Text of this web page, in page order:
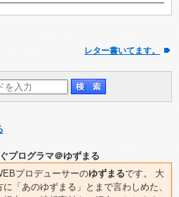
レター書いてます。
プログラマ＠ゆずまる
プロデューサーのゆずまるです。 大
「あのゆずまる」とまで言わしめた、